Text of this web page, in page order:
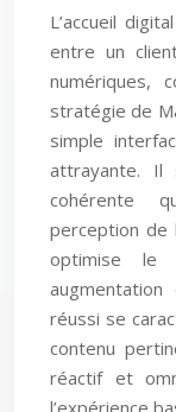
L’accueil
entre un
numériques,
stratégie de
simple
attrayante. Il
cohérente
perception de
optimise le
réussi se
contenu
réactif et
l’expérience